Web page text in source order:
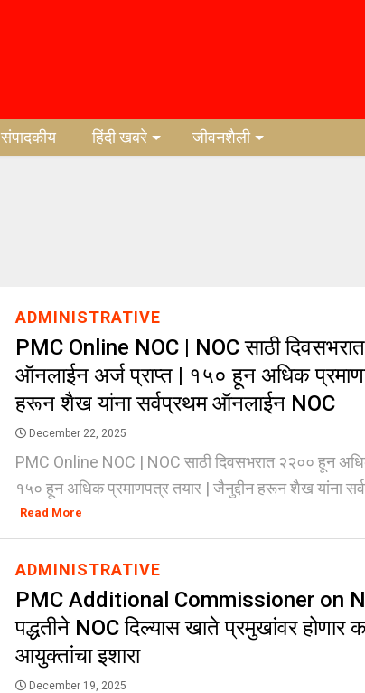
संपादकीय हिंदी खबरे जीवनशैली
ADMINISTRATIVE
PMC Online NOC | NOC साठी
ऑनलाईन अर्ज प्राप्त | १५० हून अधिक
हरून शैख यांना सर्वप्रथम ऑनलाईन NOC
December 22, 2025
PMC Online NOC | NOC साठी दिवसभरात २२०० हून
१५० हून अधिक प्रमाणपत्र तयार | जैनुद्दीन हरून शैख यांना
Read More
ADMINISTRATIVE
PMC Additional Commissioner on
पद्धतीने NOC दिल्यास खाते प्रमुखांवर होणार
आयुक्तांचा इशारा
December 19, 2025